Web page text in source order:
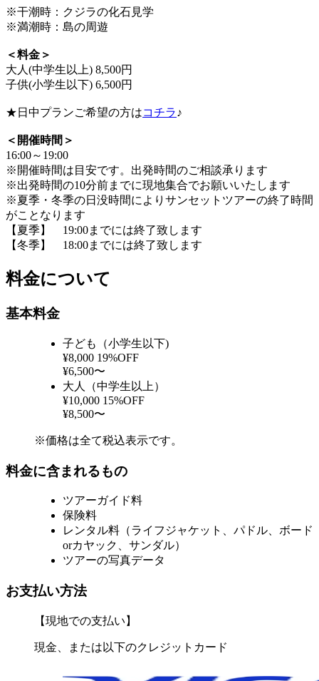
※干潮時：クジラの化石見学
※満潮時：島の周遊
＜料金＞
大人(中学生以上) 8,500円
子供(小学生以下) 6,500円
★日中プランご希望の方はコチラ♪
＜開催時間＞
16:00～19:00
※開催時間は目安です。出発時間のご相談承ります
※出発時間の10分前までに現地集合でお願いいたします
※夏季・冬季の日没時間によりサンセットツアーの終了時間
がことなります
【夏季】 19:00までには終了致します
【冬季】 18:00までには終了致します
料金について
基本料金
子ども（小学生以下)
¥8,000 19%OFF
¥6,500〜
大人（中学生以上）
¥10,000 15%OFF
¥8,500〜
※価格は全て税込表示です。
料金に含まれるもの
ツアーガイド料
保険料
レンタル料（ライフジャケット、パドル、ボード
orカヤック、サンダル）
ツアーの写真データ
お支払い方法
【現地での支払い】
現金、または以下のクレジットカード